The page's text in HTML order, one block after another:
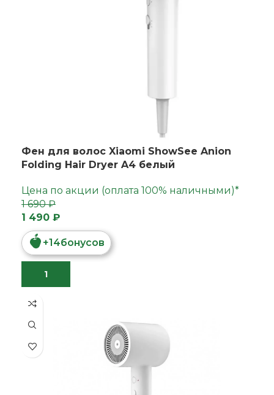
Фен для волос Xiaomi ShowSee Anion
Folding Hair Dryer A4 белый
Цена по акции (оплата 100% наличными)*
1 490 ₽
+14бонусов
1 690 ₽